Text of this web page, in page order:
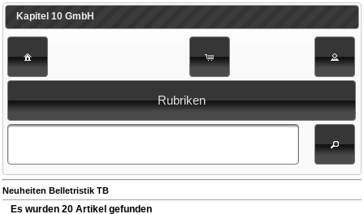
Kapitel 10 GmbH
Rubriken
Neuheiten Belletristik TB
Es wurden 20 Artikel gefunden